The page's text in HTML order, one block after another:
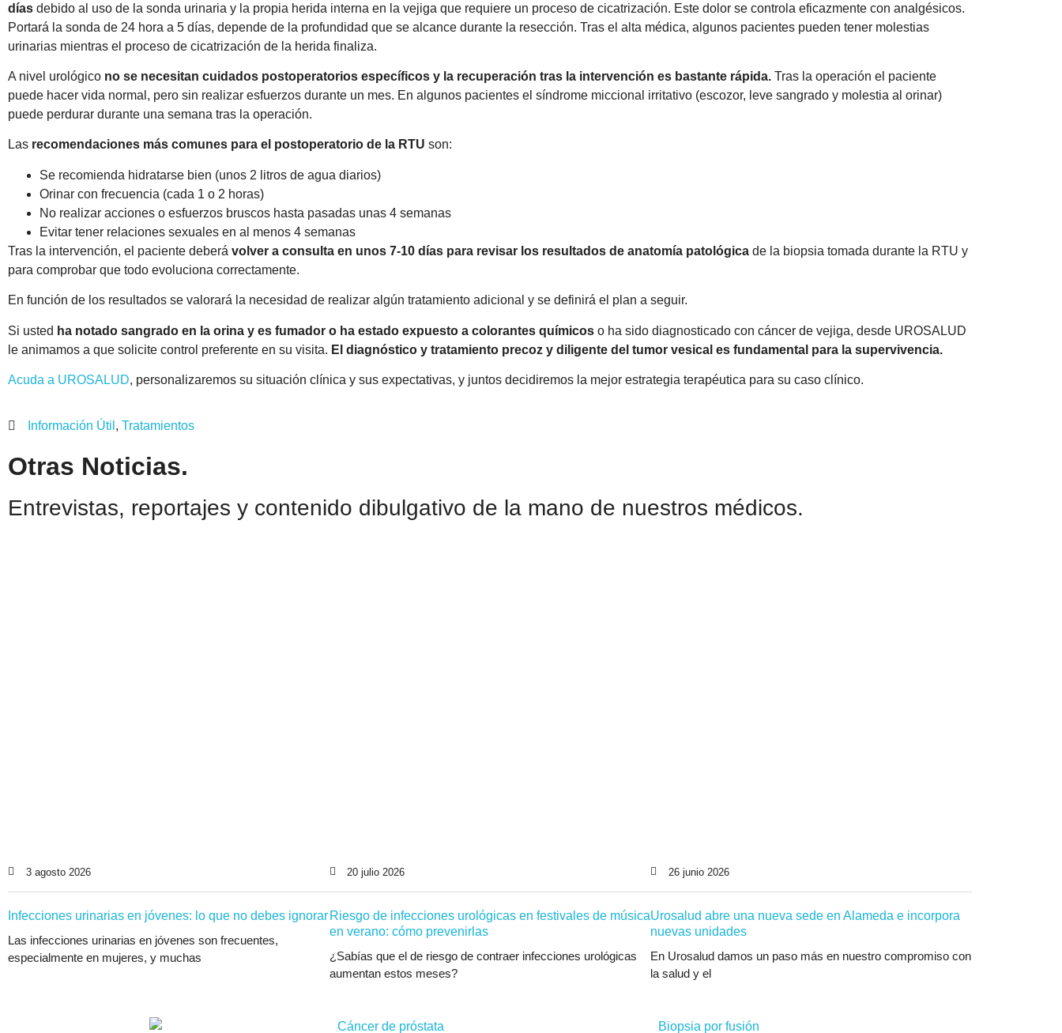
días debido al uso de la sonda urinaria y la propia herida interna en la vejiga que requiere un proceso de cicatrización. Este dolor se controla eficazmente con analgésicos.
Portará la sonda de 24 hora a 5 días, depende de la profundidad que se alcance durante la resección. Tras el alta médica, algunos pacientes pueden tener molestias
urinarias mientras el proceso de cicatrización de la herida finaliza.
A nivel urológico no se necesitan cuidados postoperatorios específicos y la recuperación tras la intervención es bastante rápida. Tras la operación el paciente
puede hacer vida normal, pero sin realizar esfuerzos durante un mes. En algunos pacientes el síndrome miccional irritativo (escozor, leve sangrado y molestia al orinar)
puede perdurar durante una semana tras la operación.
Las recomendaciones más comunes para el postoperatorio de la RTU son:
Se recomienda hidratarse bien (unos 2 litros de agua diarios)
Orinar con frecuencia (cada 1 o 2 horas)
No realizar acciones o esfuerzos bruscos hasta pasadas unas 4 semanas
Evitar tener relaciones sexuales en al menos 4 semanas
Tras la intervención, el paciente deberá volver a consulta en unos 7-10 días para revisar los resultados de anatomía patológica de la biopsia tomada durante la RTU y
para comprobar que todo evoluciona correctamente.
En función de los resultados se valorará la necesidad de realizar algún tratamiento adicional y se definirá el plan a seguir.
Si usted ha notado sangrado en la orina y es fumador o ha estado expuesto a colorantes químicos o ha sido diagnosticado con cáncer de vejiga, desde UROSALUD
le animamos a que solicite control preferente en su visita. El diagnóstico y tratamiento precoz y diligente del tumor vesical es fundamental para la supervivencia.
Acuda a UROSALUD, personalizaremos su situación clínica y sus expectativas, y juntos decidiremos la mejor estrategia terapéutica para su caso clínico.
Información Útil , Tratamientos
Otras Noticias.
Entrevistas, reportajes y contenido dibulgativo de la mano de nuestros médicos.
3 agosto 2026
Infecciones urinarias en jóvenes: lo que no debes ignorar
Las infecciones urinarias en jóvenes son frecuentes,
especialmente en mujeres, y muchas
20 julio 2026
Riesgo de infecciones urológicas en festivales de música
en verano: cómo prevenirlas
¿Sabías que el de riesgo de contraer infecciones urológicas
aumentan estos meses?
26 junio 2026
Urosalud abre una nueva sede en Alameda e incorpora
nuevas unidades
En Urosalud damos un paso más en nuestro compromiso con
la salud y el
Cáncer de próstata Biopsia por fusión